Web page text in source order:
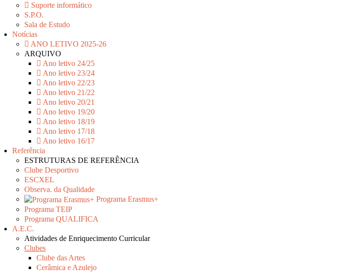
Suporte informático
S.P.O.
Sala de Estudo
Notícias
ANO LETIVO 2025-26
ARQUIVO
Ano letivo 24/25
Ano letivo 23/24
Ano letivo 22/23
Ano letivo 21/22
Ano letivo 20/21
Ano letivo 19/20
Ano letivo 18/19
Ano letivo 17/18
Ano letivo 16/17
Referência
ESTRUTURAS DE REFERÊNCIA
Clube Desportivo
ESCXEL
Observa. da Qualidade
Programa Erasmus+
Programa TEIP
Programa QUALIFICA
A.E.C.
Atividades de Enriquecimento Curricular
Clubes
Clube das Artes
Cerâmica e Azulejo